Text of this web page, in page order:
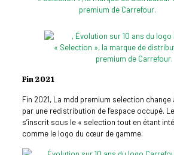
Fin 2021
Fin 2021, La mdd premium selection change
par une redistribution de l’espace occupé.
s’inscrit sous le « selection tout en étant
comme le logo du cœur de gamme.